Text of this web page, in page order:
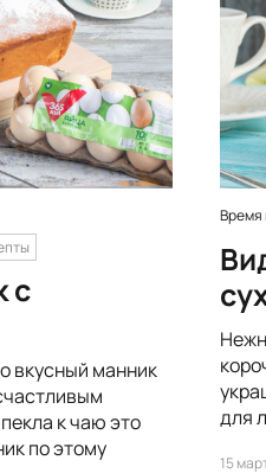
с
вкусный манник
к чаю это
по этому
Время
для
15